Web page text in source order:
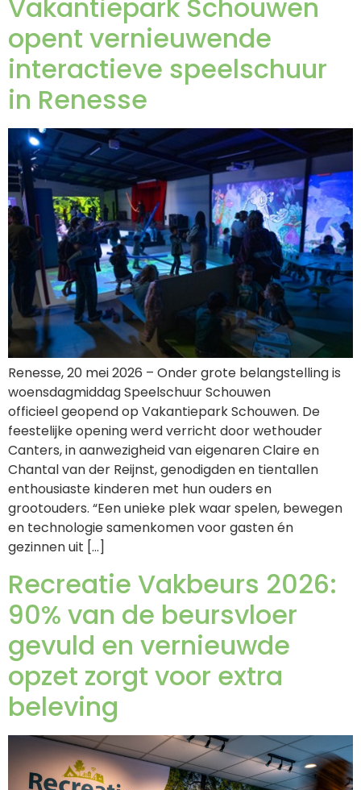
Vakantiepark Schouwen
opent vernieuwende
interactieve speelschuur
in Renesse
Renesse, 20 mei 2026 – Onder grote belangstelling is
woensdagmiddag Speelschuur Schouwen
officieel geopend op Vakantiepark Schouwen. De
feestelijke opening werd verricht door wethouder
Canters, in aanwezigheid van eigenaren Claire en
Chantal van der Reijnst, genodigden en tientallen
enthousiaste kinderen met hun ouders en
grootouders. “Een unieke plek waar spelen, bewegen
en technologie samenkomen voor gasten én
gezinnen uit […]
Recreatie Vakbeurs 2026:
90% van de beursvloer
gevuld en vernieuwde
opzet zorgt voor extra
beleving